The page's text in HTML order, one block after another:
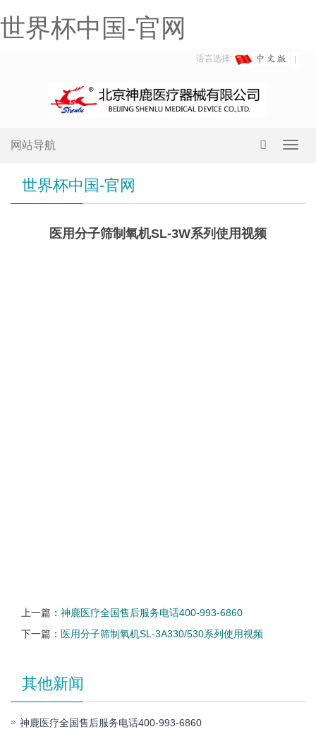
世界杯中国-官网
语言选择:
网站导航
世界杯中国-官网
医用分子筛制氧机SL-3W系列使用视频
上一篇： 神鹿医疗全国售后服务电话400-993-6860
下一篇： 医用分子筛制氧机SL-3A330/530系列使用视频
其他新闻
神鹿医疗全国售后服务电话400-993-6860